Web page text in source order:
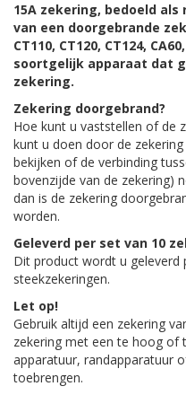
15A zekering, bedoeld
van een doorgebrande
CT110, CT120, CT124,
soortgelijk apparaat dat
zekering.
Zekering doorgebrand?
Hoe kunt u vaststellen of de
kunt u doen door de
bekijken of de verbinding
bovenzijde van de zekering)
dan is de zekering
worden.
Geleverd per set van 10
Dit product wordt u geleverd
steekzekeringen.
Let op!
Gebruik altijd een zekering
zekering met een te hoog of
apparatuur, randapparatuur
toebrengen.